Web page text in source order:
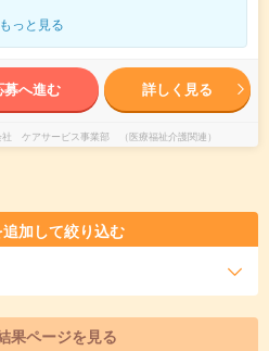
もっと見る
募へ進む 詳しく見る
社 ケアサービス事業部 （医療福祉介護関連）
加して絞り込む
果ページを見る